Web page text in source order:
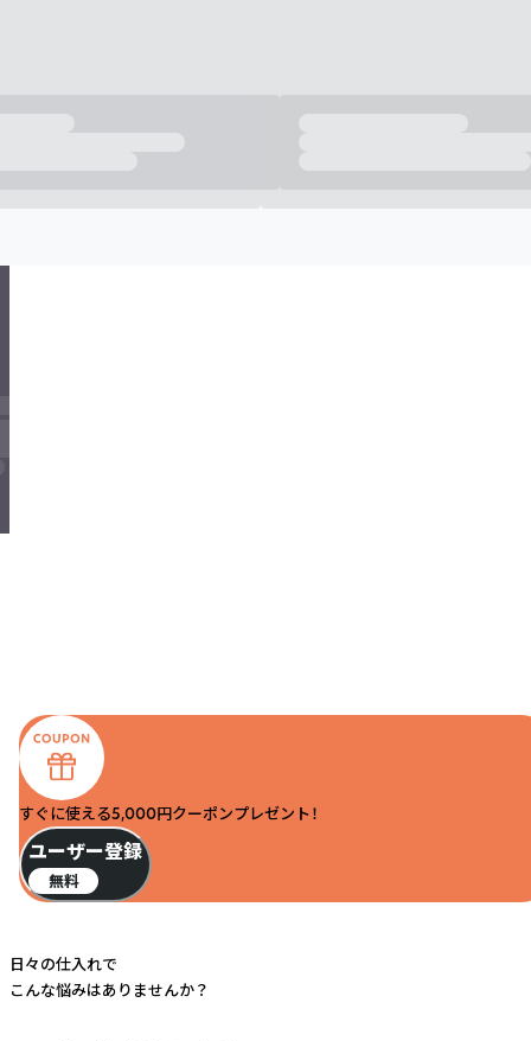
すぐに使える5,000円クーポンプレゼント！
ユーザー登録
無料
日々の仕入れで
こんな悩みはありませんか？